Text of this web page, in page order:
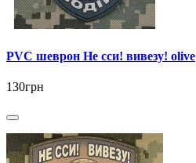
PVC шеврон Не сси! вивезу! olive
130грн